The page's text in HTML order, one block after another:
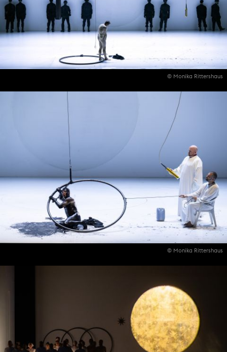
© Monika Rittershaus
© Monika Rittershaus